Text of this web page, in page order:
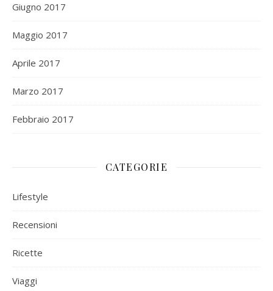
Giugno 2017
Maggio 2017
Aprile 2017
Marzo 2017
Febbraio 2017
CATEGORIE
Lifestyle
Recensioni
Ricette
Viaggi